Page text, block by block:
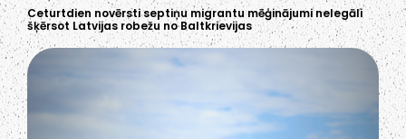
Ceturtdien novērsti septiņu migrantu mēģinājumi nelegāli
šķērsot Latvijas robežu no Baltkrievijas